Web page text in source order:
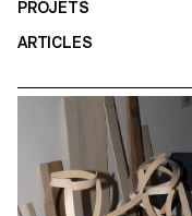
PROJETS
ARTICLES